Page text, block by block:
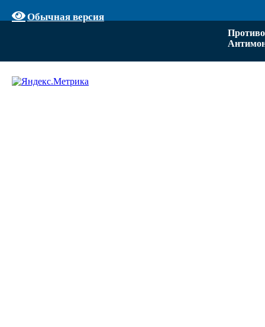
Обычная версия